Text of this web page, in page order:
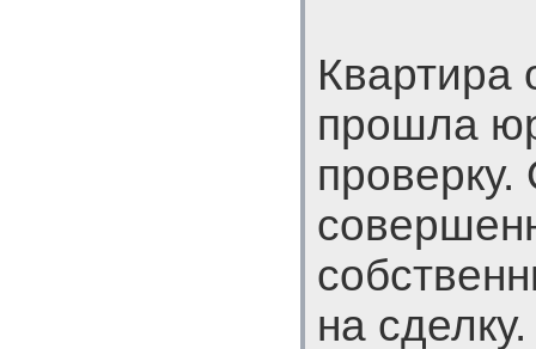
Квартира
прошла
на сделку.